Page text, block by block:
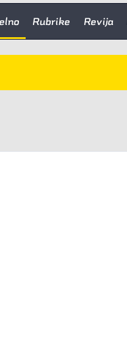
Rubrike Revija